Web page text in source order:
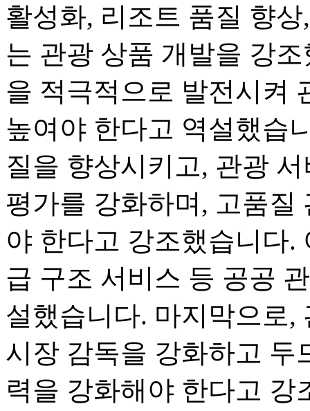
활성화, 리조트 품질 향
는 관광 상품 개발을 강
을 적극적으로 발전시켜
높여야 한다고 역설했습
질을 향상시키고, 관광
평가를 강화하며, 고품질
야 한다고 강조했습니다.
급 구조 서비스 등 공공
설했습니다. 마지막으로,
시장 감독을 강화하고 두
력을 강화해야 한다고 강